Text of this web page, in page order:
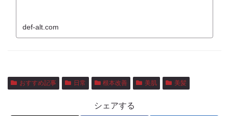
def-alt.com
おすすめ記事 日常 根本改善 美肌 美髪
シェアする